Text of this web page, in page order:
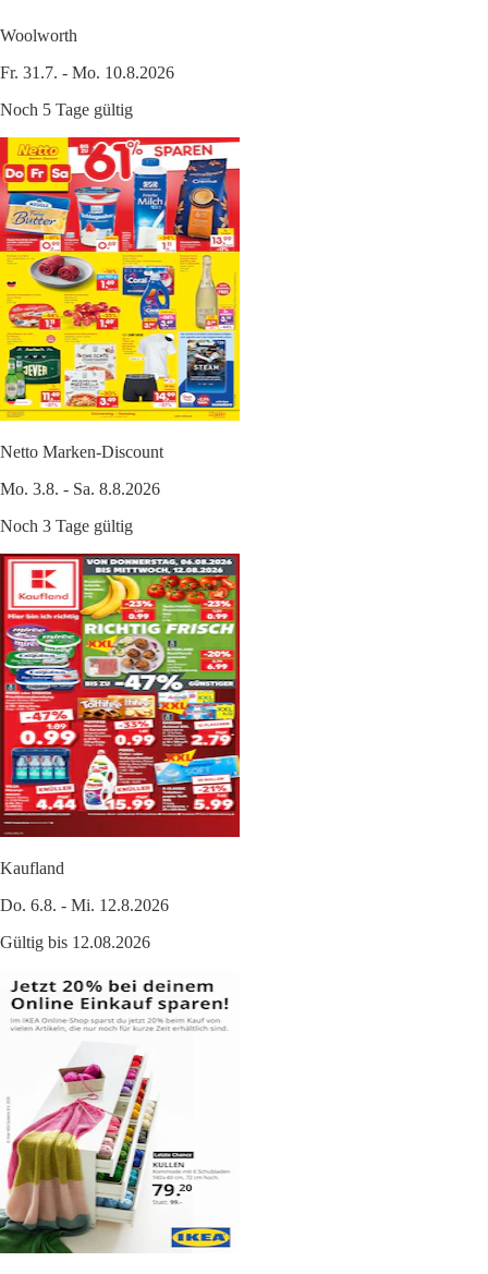
Woolworth
Fr. 31.7. - Mo. 10.8.2026
Noch 5 Tage gültig
Netto Marken-Discount
Mo. 3.8. - Sa. 8.8.2026
Noch 3 Tage gültig
Kaufland
Do. 6.8. - Mi. 12.8.2026
Gültig bis 12.08.2026